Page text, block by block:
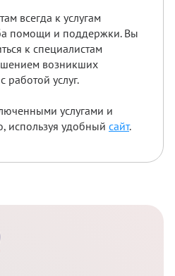
всегда к услугам
помощи и поддержки. Вы
к специалистам
возникших
работой услуг.
услугами и
используя удобный сайт.